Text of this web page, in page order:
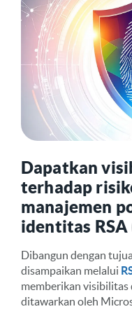
Dapatkan
terhadap
manajemen
identitas RSA
Dibangun dengan
disampaikan melalui
memberikan
ditawarkan oleh